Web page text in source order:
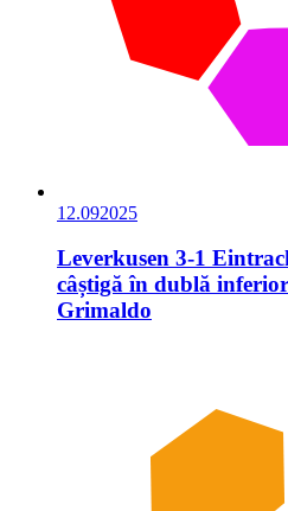
12.092025
Leverkusen 3-1
câștigă în dublă
Grimaldo